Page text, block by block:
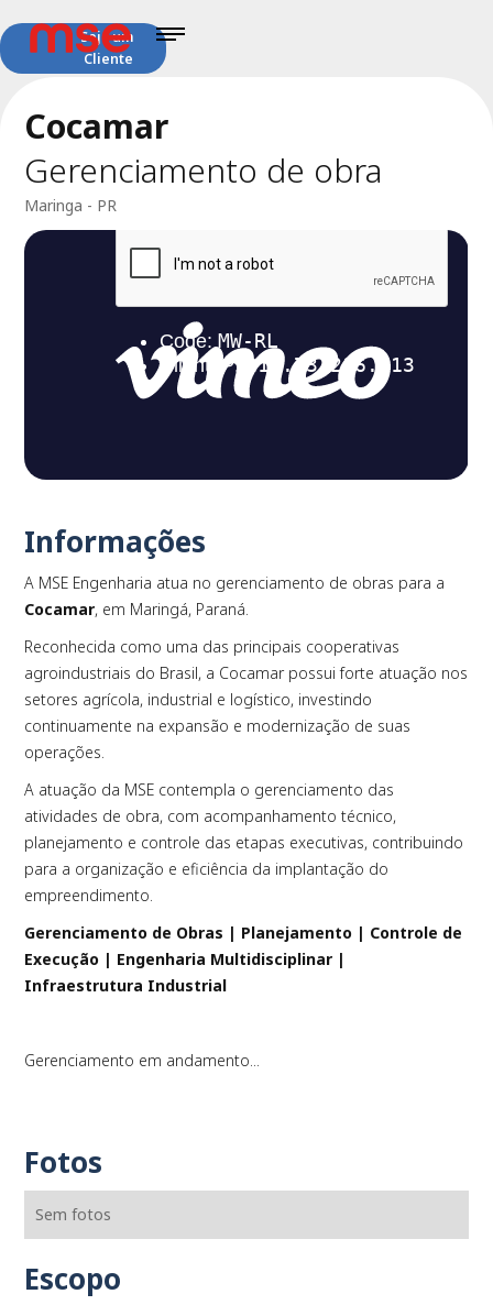
Seja um
Cliente
Cocamar
Gerenciamento de obra
Maringa - PR
PLAY
Informações
A MSE Engenharia atua no gerenciamento de obras para a
Cocamar, em Maringá, Paraná.
Reconhecida como uma das principais cooperativas
agroindustriais do Brasil, a Cocamar possui forte atuação nos
setores agrícola, industrial e logístico, investindo
continuamente na expansão e modernização de suas
operações.
A atuação da MSE contempla o gerenciamento das
atividades de obra, com acompanhamento técnico,
planejamento e controle das etapas executivas, contribuindo
para a organização e eficiência da implantação do
empreendimento.
Gerenciamento de Obras | Planejamento | Controle de
Execução | Engenharia Multidisciplinar |
Infraestrutura Industrial
Gerenciamento em andamento...
Fotos
Sem fotos
Escopo